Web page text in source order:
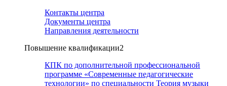
Контакты центра
Документы центра
Направления деятельности
Повышение квалификации2
КПК по дополнительной профессиональной
программе «Современные педагогические
технологии» по специальности Теория музыки